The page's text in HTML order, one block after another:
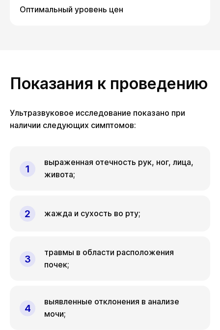
Оптимальный уровень цен
Показания к проведению
Ультразвуковое исследование показано при
наличии следующих симптомов:
выраженная отечность рук, ног, лица,
живота;
жажда и сухость во рту;
травмы в области расположения
почек;
выявленные отклонения в анализе
мочи;